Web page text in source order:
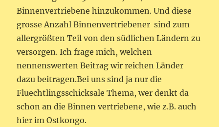
Binnenvertriebene hinzukommen. Und diese
grosse Anzahl Binnenvertriebener sind zum
allergrößten Teil von den südlichen Ländern zu
versorgen. Ich frage mich, welchen
nennenswerten Beitrag wir reichen Länder
dazu beitragen.Bei uns sind ja nur die
Fluechtlingsschicksale Thema, wer denkt da
schon an die Binnen vertriebene, wie z.B. auch
hier im Ostkongo.